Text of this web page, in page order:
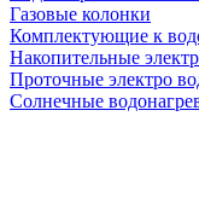
Газовые колонки
Комплектующие к
Накопительные
Проточные электро
Солнечные